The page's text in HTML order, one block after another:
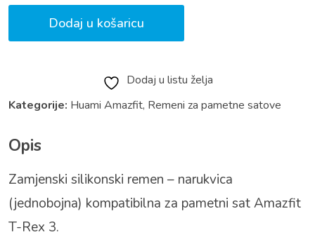
Dodaj u košaricu
Dodaj u listu želja
Kategorije: Huami Amazfit, Remeni za pametne satove
Opis
Zamjenski silikonski remen – narukvica
(jednobojna) kompatibilna za pametni sat Amazfit
T-Rex 3.